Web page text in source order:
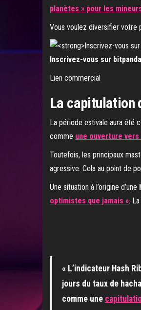
planètes » pour les
Vous voulez diversifier votre
Inscrivez-vous sur bitpanda
Lien commercial
La capitulation
La période estivale aura été
comme une ouverture
Toutefois, les principaux
agressive. Cela au point de
Une situation à l’origine d’une
optimistes que jamais ».
« L’indicateur Hash
jours du taux de
comme une